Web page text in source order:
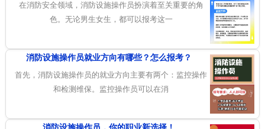
在消防安全领域，消防设施操作员扮演着至关重要的角
色。无论男生女生，都可以报考这一
消防设施操作员就业方向有哪些？怎么报考？
首先，消防设施操作员的就业方向主要有两个：监控操作
和检测维保。监控操作员可以在消